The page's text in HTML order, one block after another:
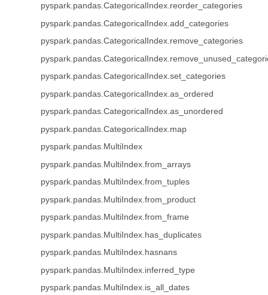
pyspark.pandas.CategoricalIndex.reorder_categories
pyspark.pandas.CategoricalIndex.add_categories
pyspark.pandas.CategoricalIndex.remove_categories
pyspark.pandas.CategoricalIndex.set_categories
pyspark.pandas.CategoricalIndex.as_ordered
pyspark.pandas.CategoricalIndex.as_unordered
pyspark.pandas.CategoricalIndex.map
pyspark.pandas.MultiIndex
pyspark.pandas.MultiIndex.from_arrays
pyspark.pandas.MultiIndex.from_tuples
pyspark.pandas.MultiIndex.from_product
pyspark.pandas.MultiIndex.from_frame
pyspark.pandas.MultiIndex.has_duplicates
pyspark.pandas.MultiIndex.hasnans
pyspark.pandas.MultiIndex.inferred_type
pyspark.pandas.MultiIndex.is_all_dates